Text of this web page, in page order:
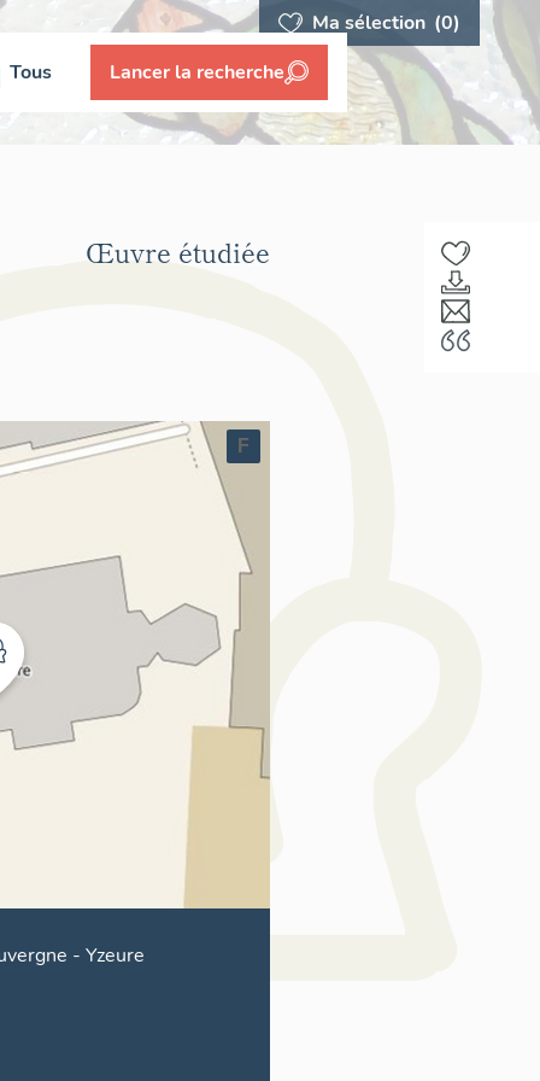
Ma sélection (0)
Tous Lancer la recherche
Œuvre étudiée
F
- Yzeure